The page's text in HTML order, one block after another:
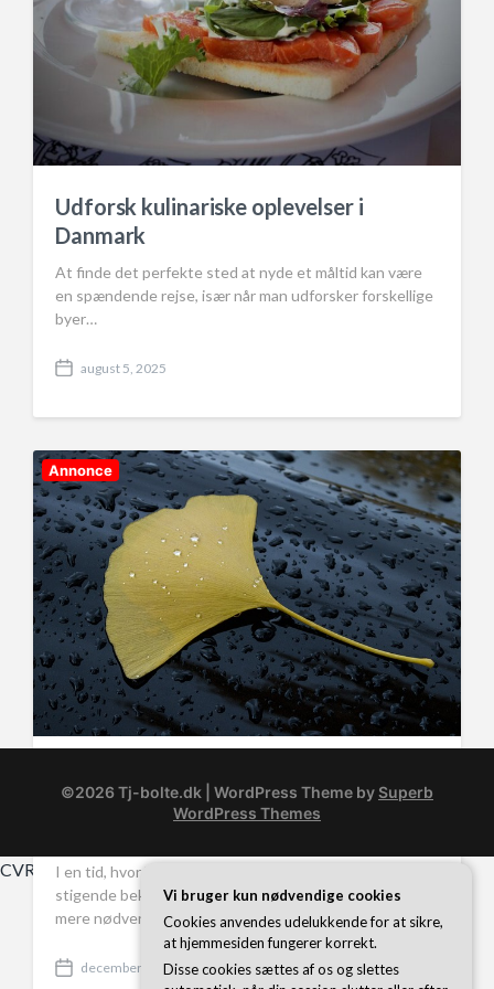
Udforsk kulinariske oplevelser i
Danmark
At finde det perfekte sted at nyde et måltid kan være
en spændende rejse, især når man udforsker forskellige
byer…
P
s
d
a
t
e
august 5, 2025
Annonce
Fra tag til tønde: Optimering af
regnvandsopsamling via rensede
I en tid, hvor klimaforandringer og vandmangel er
stigende bekymringer, bliver bæredygtige løsninger
mere nødvendige end nogensinde før. En af…
P
december 9, 2024
©2026 Tj-bolte.dk | WordPress Theme bySuperb
WordPress Themes
CVR 37 40 77 39
Vi bruger kun nødvendige cookies
Cookies anvendes udelukkende for at sikre,
at hjemmesiden fungerer korrekt.
Disse cookies sættes af os og slettes